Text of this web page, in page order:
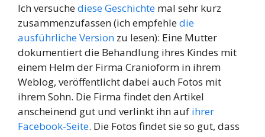
Ich versuchediese Geschichte mal sehr kurz
zusammenzufassen (ich empfehledie
ausführliche Version zu lesen): Eine Mutter
dokumentiert die Behandlung ihres Kindes mit
einem Helm der Firma Cranioform in ihrem
Weblog, veröffentlicht dabei auch Fotos mit
ihrem Sohn. Die Firma findet den Artikel
anscheinend gut und verlinkt ihn auf ihrer
Facebook-Seite. Die Fotos findet sie so gut, dass